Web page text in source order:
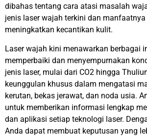
dibahas tentang cara atasi masalah
jenis laser wajah terkini dan
meningkatkan kecantikan kulit.
Laser wajah kini menawarkan berbagai
memperbaiki dan menyempurnakan
jenis laser, mulai dari CO2 hingga
keunggulan khusus dalam mengatasi
kerutan, bekas jerawat, dan noda usia.
untuk memberikan informasi lengkap
dan aplikasi setiap teknologi laser.
Anda dapat membuat keputusan yang